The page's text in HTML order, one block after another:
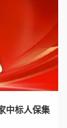
中标人保集